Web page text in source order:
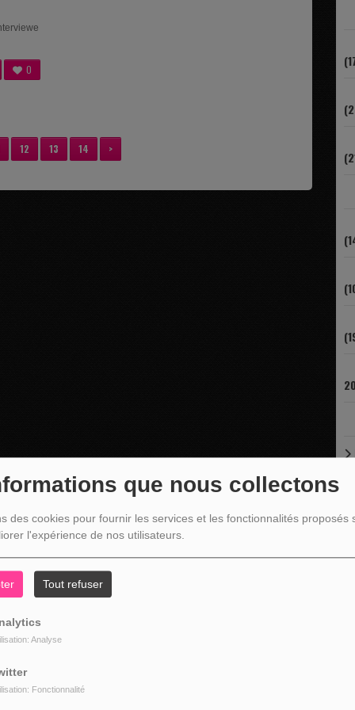
que nous collectons
des cookies pour fournir les services et les fonctionnalités proposés
l'expérience de nos utilisateurs.
Tout refuser
Analyse
Fonctionnalité
0
12 13 14 >